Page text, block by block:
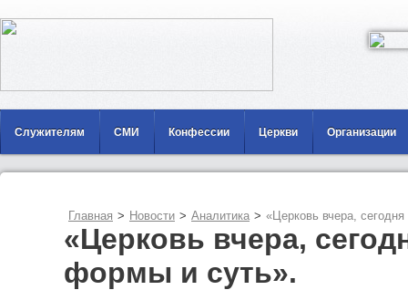
Служителям СМИ Конфессии Церкви Организации
Главная > Новости > Аналитика > «Церковь вчера,
«Церковь вчера,
формы и суть».